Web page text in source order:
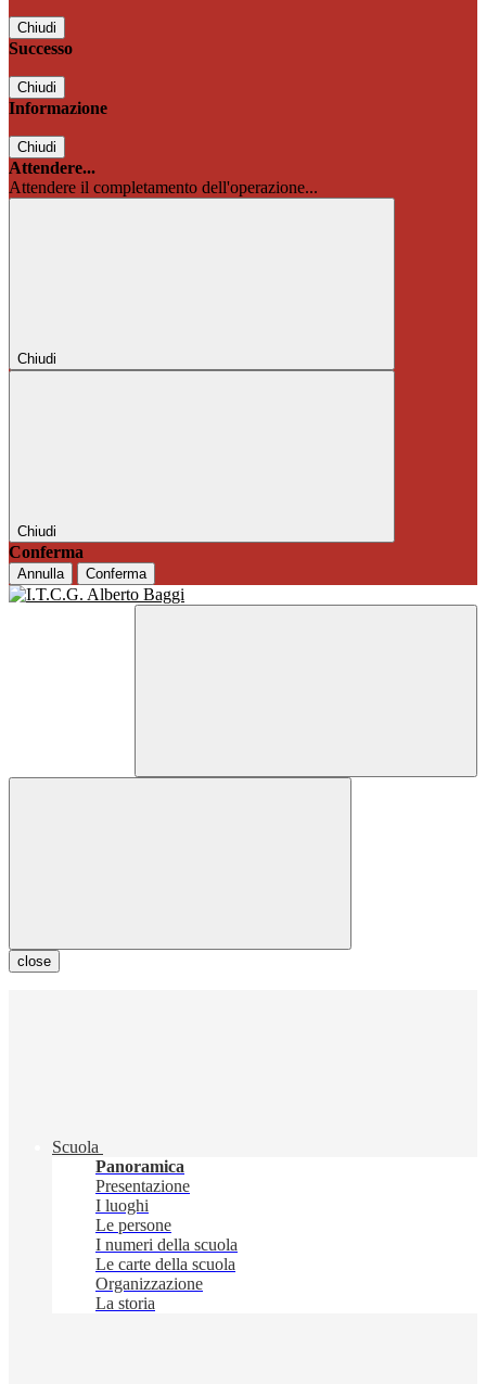
Chiudi
Successo
Chiudi
Informazione
Chiudi
Attendere...
Attendere il completamento dell'operazione...
Chiudi
Chiudi
Conferma
Annulla Conferma
close
Scuola
Panoramica
Presentazione
I luoghi
Le persone
I numeri della scuola
Le carte della scuola
Organizzazione
La storia